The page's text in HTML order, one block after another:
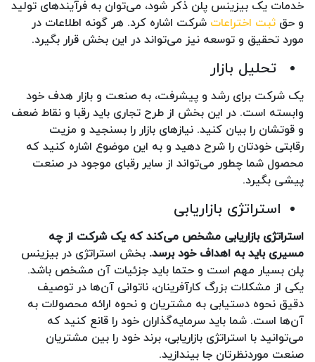
خدمات یک بیزینس پلن ذکر شود، می‌توان به فرآیندهای تولید
و حق ثبت اختراعات شرکت اشاره کرد. هر گونه اطلاعات در
مورد تحقیق و توسعه نیز می‌‌تواند در این بخش قرار بگیرد.
تحلیل بازار
یک شرکت برای رشد و پیشرفت، به صنعت و بازار هدف خود
وابسته است. در این بخش از طرح تجاری باید رقبا و نقاط ضعف
و قوتشان را بیان کنید. نیازهای بازار را بسنجید و مزیت‌
رقابتی خودتان را شرح دهید و به این موضوع اشاره کنید که
محصول شما چطور می‌تواند از سایر رقبای موجود در صنعت
پیشی بگیرد.
استراتژی بازاریابی
استراتژی بازاریابی مشخص می‌کند که یک شرکت از چه
مسیری باید به اهداف خود برسد. بخش استراتژی در بیزینس
پلن بسیار مهم است و حتما باید جزئیات آن مشخص باشد.
یکی از مشکلات بزرگ کارآفرینان، ناتوانی آن‌ها در توصیف
دقیق نحوه دستیابی به مشتریان و نحوه ارائه محصولات به
آن‌ها است. شما باید سرمایه‌گذاران خود را قانع کنید که
می‌توانید با استراتژی‌ بازاریابی، برند خود را بین مشتریان
صنعت موردنظرتان جا بیندازید.